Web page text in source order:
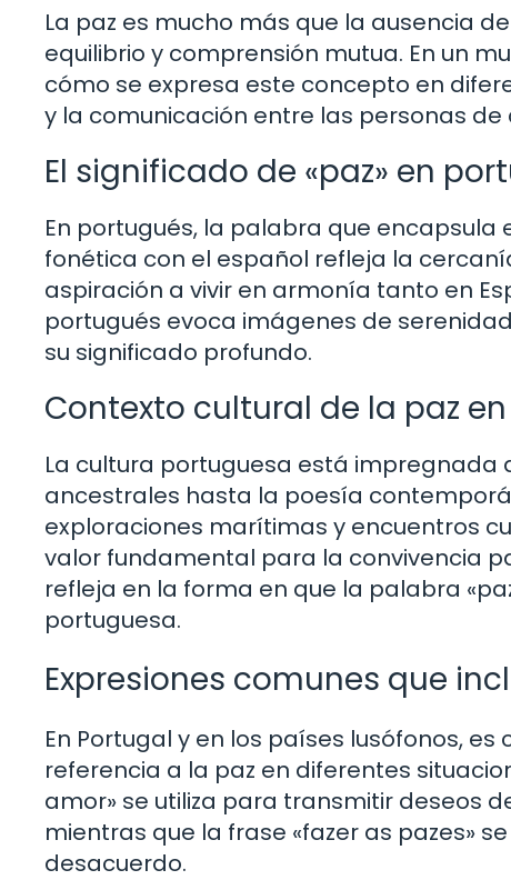
La paz es mucho más que la ausencia
equilibrio y comprensión mutua. En un
cómo se expresa este concepto en
y la comunicación entre las personas
El significado de «paz» en
En portugués, la palabra que encapsula
fonética con el español refleja la
aspiración a vivir en armonía tanto en
portugués evoca imágenes de
su significado profundo.
Contexto cultural de la paz
La cultura portuguesa está impregnada
ancestrales hasta la poesía
exploraciones marítimas y encuentros
valor fundamental para la convivencia
refleja en la forma en que la palabra
portuguesa.
Expresiones comunes que
En Portugal y en los países lusófonos,
referencia a la paz en diferentes
amor» se utiliza para transmitir deseos
mientras que la frase «fazer as pazes»
desacuerdo.